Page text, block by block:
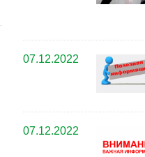
07.12.2022
07.12.2022